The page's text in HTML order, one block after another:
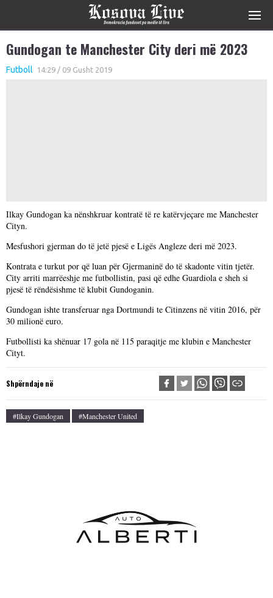
Gundogan te Manchester City deri më 2023
Futboll 14:29 / 09 Gusht 2019
Ilkay Gundogan ka nënshkruar kontratë të re katërvjeçare me Manchester
Cityn.
Mesfushori gjerman do të jetë pjesë e Ligës Angleze deri më 2023.
Kontrata e turkut por që luan për Gjermaninë do të skadonte vitin tjetër.
City arriti marrëeshje me futbollistin, pasi që edhe Guardiola e sheh si
pjesë të rëndësishme të klubit Gundoganin.
Gundogan ishte transferuar nga Dortmundi te Citinzens në vitin 2016, për
30 milionë euro.
Futbollisti ka shënuar 17 gola në 115 paraqitje me klubin e Manchester
Cityt.
Shpërndaje në
#Ilkay Gundogan #Manchester United